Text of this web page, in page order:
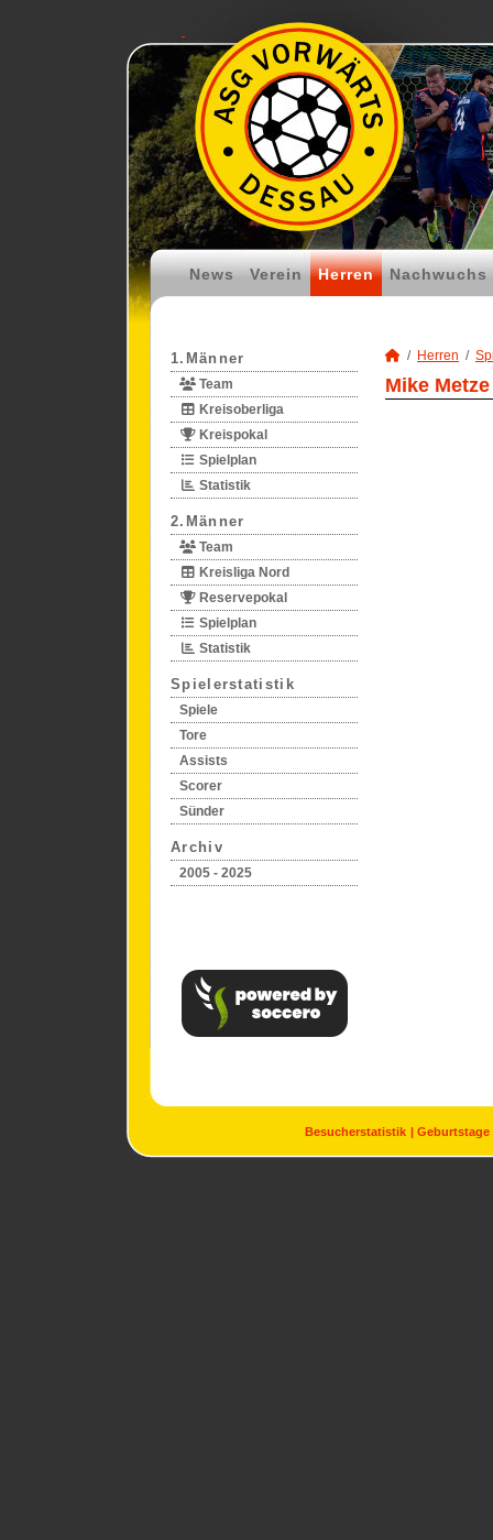
News Verein Herren Nachwuchs
1.Männer
Team
Kreisoberliga
Kreispokal
Spielplan
Statistik
2.Männer
Team
Kreisliga Nord
Reservepokal
Spielplan
Statistik
Spielerstatistik
Spiele
Tore
Assists
Scorer
Sünder
Archiv
2005 - 2025
Herren
Mike
Besucherstatistik Geburtstage